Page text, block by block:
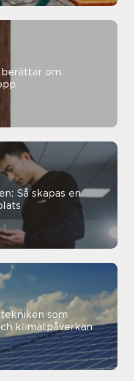
Så skapas en
klimatpåverkan